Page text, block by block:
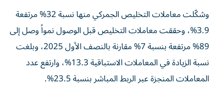
وشكّلت معاملات التخليص الجمركي منها نسبة 32% مرتفعة
3.9%، وحققت معاملات التخليص قبل الوصول نمواً وصل إلى
89% مرتفعة بنسبة 7% مقارنة بالنصف الأول 2025، وبلغت
نسبة الزيادة في المعاملات الاستباقية 13.3%، وارتفع عدد
المعاملات المنجزة عبر الربط المباشر بنسبة 23.5%.